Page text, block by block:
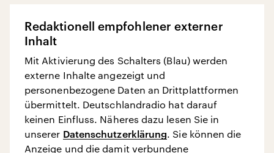
Redaktionell empfohlener externer
Inhalt
Mit Aktivierung des Schalters (Blau) werden
externe Inhalte angezeigt und
personenbezogene Daten an Drittplattformen
übermittelt. Deutschlandradio hat darauf
keinen Einfluss. Näheres dazu lesen Sie in
unserer Datenschutzerklärung. Sie können die
Anzeige und die damit verbundene